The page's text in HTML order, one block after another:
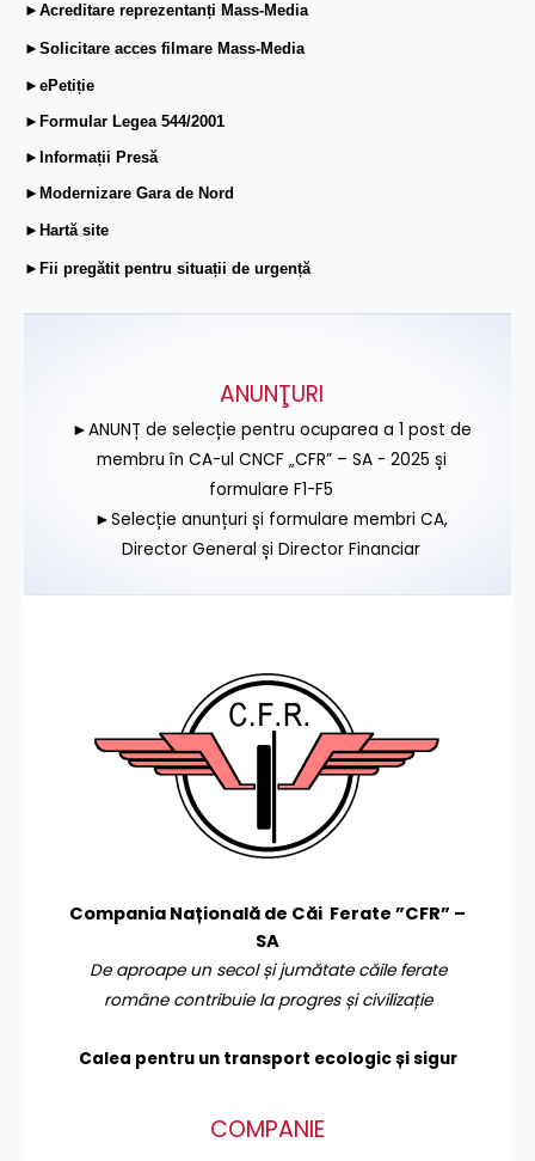
►Acreditare reprezentanți Mass-Media
►Solicitare acces filmare Mass-Media
►ePetiție
►Formular Legea 544/2001
►Informații Presă
►Modernizare Gara de Nord
►Hartă site
►Fii pregătit pentru situații de urgență
ANUNŢURI
►ANUNȚ de selecție pentru ocuparea a 1 post de
membru în CA-ul CNCF „CFR” – SA - 2025 și
formulare F1-F5
►Selecție anunțuri și formulare membri CA,
Director General și Director Financiar
Compania Națională de Căi Ferate ”CFR” –
SA
De aproape un secol și jumătate căile ferate
române contribuie la progres și civilizație
Calea pentru un transport ecologic și sigur
COMPANIE